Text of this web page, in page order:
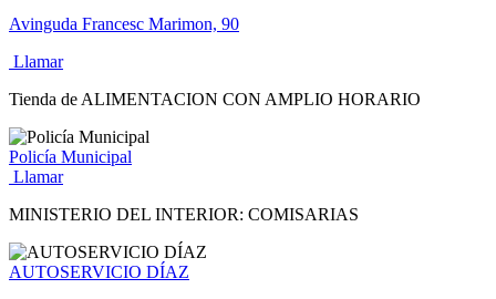
Avinguda Francesc Marimon, 90
Llamar
Tienda de ALIMENTACION CON AMPLIO HORARIO
Policía Municipal
Llamar
MINISTERIO DEL INTERIOR: COMISARIAS
AUTOSERVICIO DÍAZ